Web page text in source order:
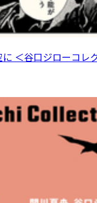
に ＜谷口ジローコレ